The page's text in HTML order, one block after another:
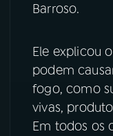
TikTok
Barroso.
Ele explicou
podem
fogo, como
vivas,
Em todos os